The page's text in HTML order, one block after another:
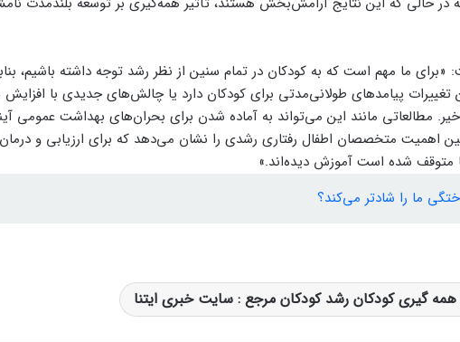
ما مهم است که به کودکان در تمام سنین از نظر رشد توجه داشته باشیم،
تغییرات پیامدهای طولانی‌مدتی برای کودکان دارد یا چالش‌های جدیدی با
مطالعاتی مانند این می‌تواند به آماده شدن برای بحران‌های بهداشت عمومی
اهمیت متخصصان اطفال رفتاری رشدی را نشان می‌دهد که برای ارزیابی و درمان
متوقف شده است آموزش دیده‌اند.»
ما را شادتر می‌کند؟
گیری کودکان رشد کودکان مرجع : سايت خبری ايتنا